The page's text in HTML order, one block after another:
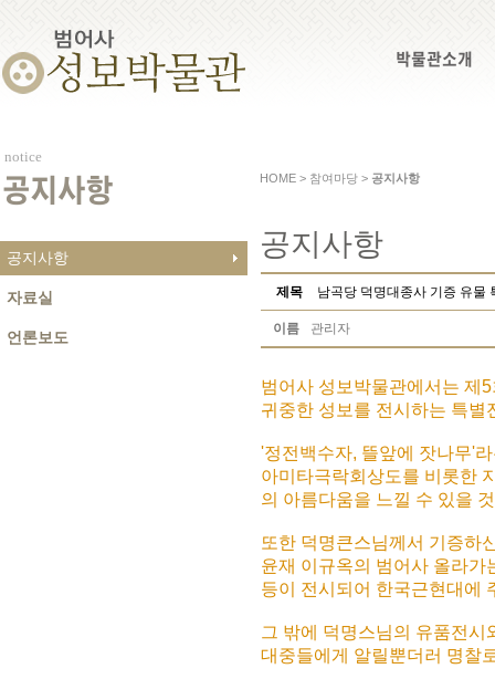
박물관소개
notice
공지사항
공지사항
자료실
언론보도
HOME > 참여마당 > 공지사항
공지사항
제목 남곡당 덕명대종사 기증 유물
이름 관리자
범어사 성보박물관에서는 제
귀중한 성보를 전시하는 특별
'정전백수자, 뜰앞에 잣나무'
아미타극락회상도를 비롯한
의 아름다움을 느낄 수 있을
또한 덕명큰스님께서 기증하
윤재 이규옥의 범어사 올라가
등이 전시되어 한국근현대에
그 밖에 덕명스님의 유품전
대중들에게 알릴뿐더러 명찰